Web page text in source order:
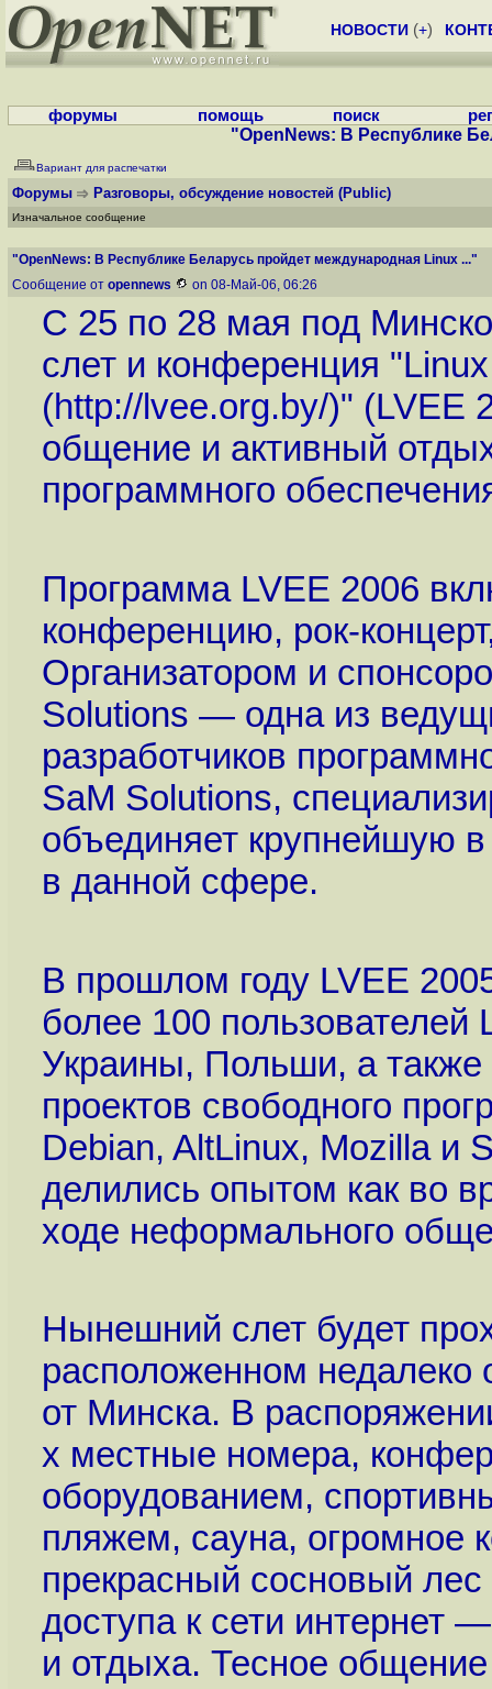
НОВОСТИ (+)
форумы помощь поиск
"OpenNews: В Республике
Вариант для распечатки
Форумы Разговоры, обсуждение новостей (Public)
Изначальное сообщение
"OpenNews: В Республике Беларусь пройдет международная Linux ..."
Сообщение от opennews on 08-Май-06, 06:26
С 25 по 28 мая под
слет и конференция
(http://lvee.org.by/)" (LVEE
общение и активный
программного
Программа LVEE 2006
конференцию, рок-
Организатором и
Solutions — одна из
разработчиков
SaM Solutions,
объединяет крупнейшую
в данной сфере.
В прошлом году LVEE
более 100 пользователей
Украины, Польши, а также
проектов свободного
Debian, AltLinux, Mozilla и
делились опытом как во
ходе неформального
Нынешний слет будет
расположенном недалеко
от Минска. В
х местные номера,
оборудованием,
пляжем, сауна, огромное
прекрасный сосновый
доступа к сети интернет
и отдыха. Тесное